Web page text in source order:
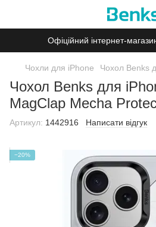
Офіційний інтернет-
Чохли для iPhone Чохол Benks
Чохол Benks для
MagClap Mecha
Артикул: 1442916 Написати відгук
−20%